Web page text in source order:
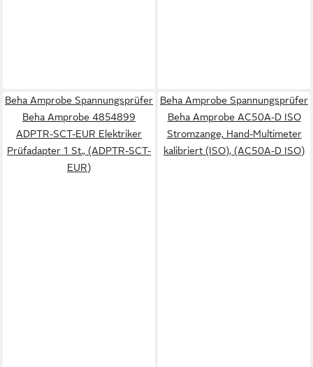
Beha Amprobe Spannungsprüfer
Beha Amprobe 4854899
ADPTR-SCT-EUR Elektriker
Prüfadapter 1 St., (ADPTR-SCT-
EUR)
Beha Amprobe Spannungsprüfer
Beha Amprobe AC50A-D ISO
Stromzange, Hand-Multimeter
kalibriert (ISO), (AC50A-D ISO)